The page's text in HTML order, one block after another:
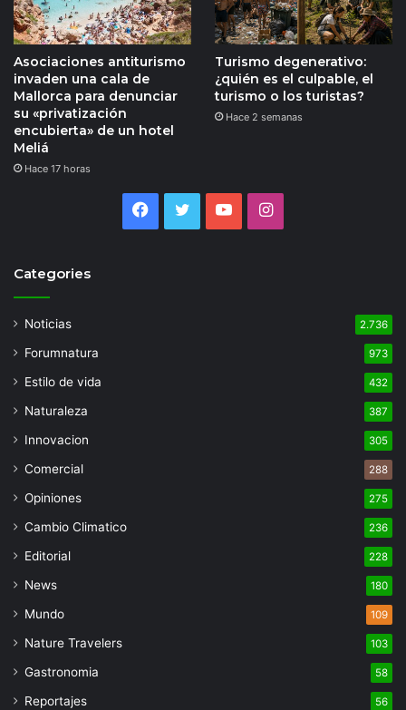
Asociaciones antiturismo
invaden una cala de
Mallorca para denunciar
su «privatización
encubierta» de un hotel
Meliá
Hace 17 horas
Turismo degenerativo:
¿quién es el culpable, el
turismo o los turistas?
Hace 2 semanas
Facebook
TwitterYouTubeInstagram
Categories
Noticias 2.736
Forumnatura 973
Estilo de vida 432
Naturaleza 387
Innovacion 305
Comercial 288
Opiniones 275
Cambio Climatico 236
Editorial 228
News 180
Mundo 109
Nature Travelers 103
Gastronomia 58
Reportajes 56